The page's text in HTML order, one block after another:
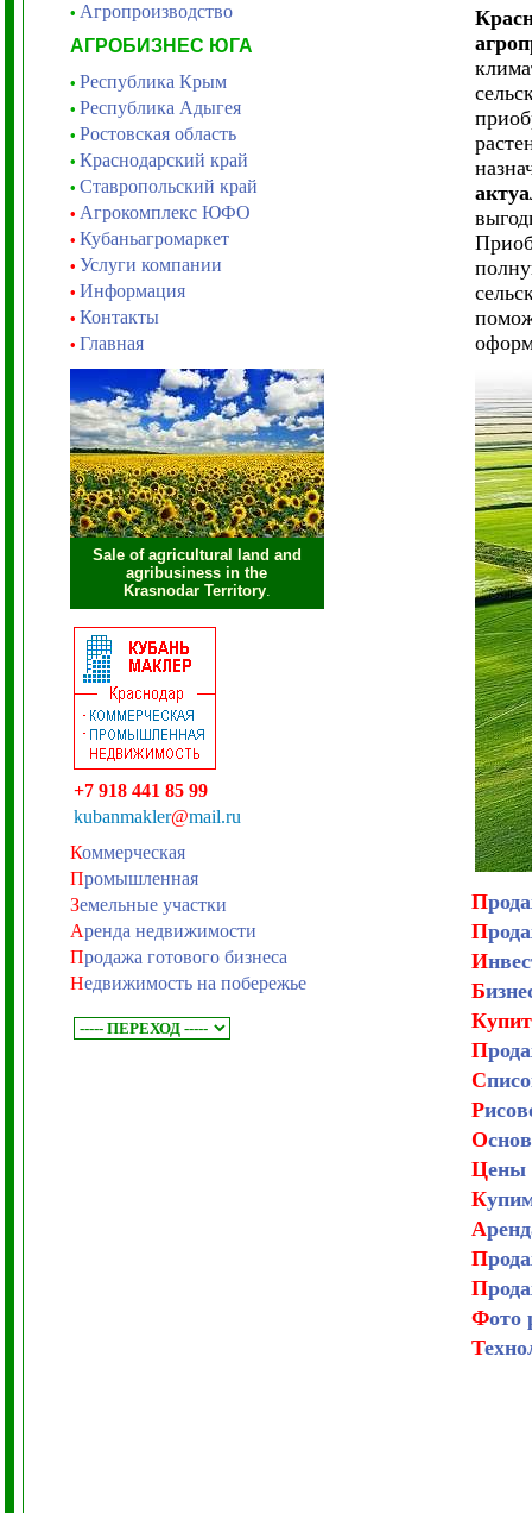
• Агропроизводство
АГРОБИЗНЕС ЮГА
• Республика Крым
• Республика Адыгея
• Ростовская область
• Краснодарский край
• Ставропольский край
• Агрокомплекс ЮФО
• Кубаньагромаркет
• Услуги компании
• Информация
• Контакты
• Главная
Sale of agricultural land and
agribusiness in the
Krasnodar Territory.
+7 918 441 85 99
kubanmakler@mail.ru
Коммерческая
Промышленная
Земельные участки
Аренда недвижимости
Продажа готового бизнеса
Недвижимость на побережье
П
П
И
Б
П
С
Р
О
Цены
К
А
П
П
Фото
Т